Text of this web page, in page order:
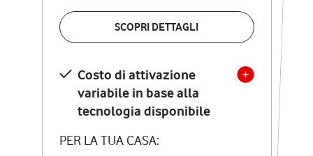
SCOPRI DETTAGLI
Costo di attivazione
variabile in base alla
tecnologia disponibile
PER LA TUA CASA:
VERIFICA LA COPERTURA
Costo di attivazione
variabile in base alla
tecnologia disponibile
PER LA TUA CASA: